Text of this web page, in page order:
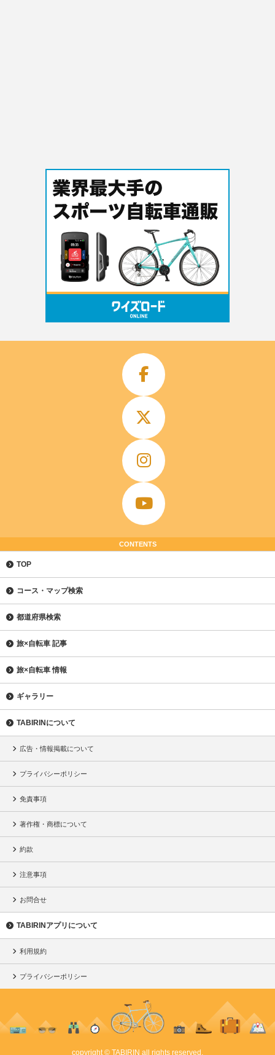
CONTENTS
TOP
コース・マップ検索
都道府県検索
旅×自転車 記事
旅×自転車 情報
ギャラリー
TABIRINについて
広告・情報掲載について
プライバシーポリシー
免責事項
著作権・商標について
約款
注意事項
お問合せ
TABIRINアプリについて
利用規約
プライバシーポリシー
copyright © TABIRIN all rights reserved.